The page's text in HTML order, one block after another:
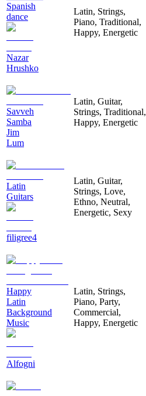
Spanish
dance
Nazar
Hrushko
Latin, Strings,
Piano, Traditional,
Happy, Energetic
Savveh
Samba
Jim
Lum
Latin, Guitar,
Strings, Traditional,
Happy, Energetic
Latin
Guitars
filigree4
Latin, Guitar,
Strings, Love,
Ethno, Neutral,
Energetic, Sexy
Happy
Latin
Background
Music
Alfogni
Latin, Strings,
Piano, Party,
Commercial,
Happy, Energetic